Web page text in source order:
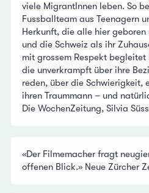
viele MigrantInnen leben. So
Fussballteam aus Teenagern
Herkunft, die alle hier
und die Schweiz als ihr
mit grossem Respekt
die unverkrampft über ihre
reden, über die Schwierigkeit,
ihren Traummann – und
Die WochenZeitung, Silvia Süss
«Der Filmemacher fragt
offenen Blick.» Neue Zürcher